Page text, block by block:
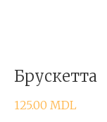
Брускетта
125.00 MDL